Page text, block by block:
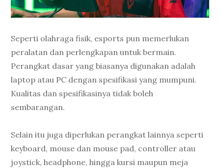
Seperti olahraga fisik, esports pun memerlukan
peralatan dan perlengkapan untuk bermain.
Perangkat dasar yang biasanya digunakan adalah
laptop atau PC dengan spesifikasi yang mumpuni.
Kualitas dan spesifikasinya tidak boleh
sembarangan.
Selain itu juga diperlukan perangkat lainnya seperti
keyboard, mouse dan mouse pad, controller atau
joystick, headphone, hingga kursi maupun meja